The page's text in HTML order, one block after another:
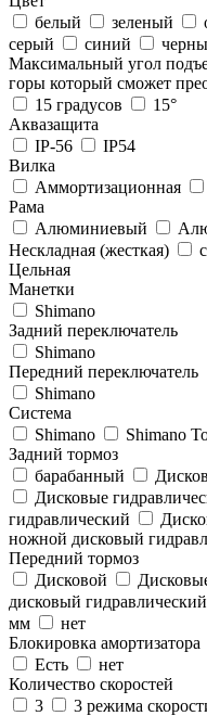
белый
зеленый
серый
синий
Максимальный угол
горы который сможет
15 градусов
15°
Аквазащита
IP-56
IP54
Вилка
Аммортизационная
Рама
Алюминиевый
Нескладная (жесткая)
Цельная
Манетки
Shimano
Задний переключатель
Shimano
Передний переключатель
Shimano
Система
Shimano
Shimano
Задний тормоз
барабанный
Дисковые
гидравлический
ножной дисковый
Передний тормоз
Дисковой
дисковый гидравлический
мм
нет
Блокировка амортизатора
Есть
нет
Количество скоростей
3
3 режима